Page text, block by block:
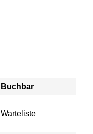
Buchbar
Warteliste